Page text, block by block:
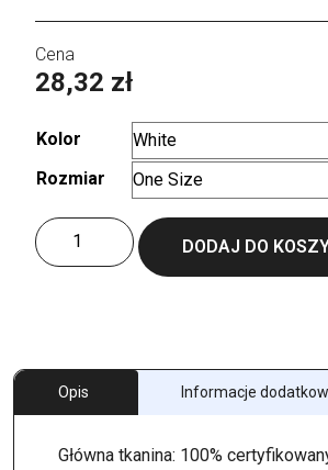
28,32 zł
Kolor
Rozmiar
ilość
Bryce
DODAJ DO
Opis Informacje
Główna tkanina: 100%